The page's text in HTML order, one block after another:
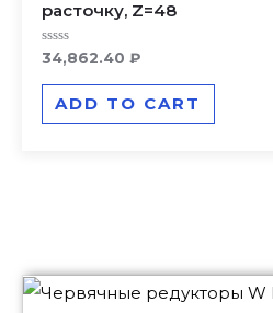
расточку, Z=48
Rated
out
34,862.40 ₽
ADD TO CART